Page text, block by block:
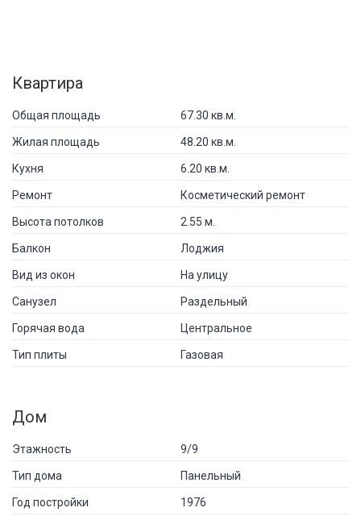
Квартира
Общая площадь 67.30 кв.м.
Жилая площадь 48.20 кв.м.
Кухня 6.20 кв.м.
Ремонт Косметический ремонт
Высота потолков 2.55 м.
Балкон Лоджия
Вид из окон На улицу
Санузел Раздельный
Горячая вода Центральное
Тип плиты Газовая
Дом
Этажность 9/9
Тип дома Панельный
Год постройки 1976